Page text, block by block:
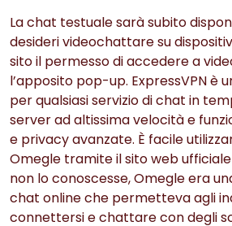
La chat testuale sarà subito
desideri videochattare su
sito il permesso di accedere a
l’apposito pop-up. ExpressVPN è
per qualsiasi servizio di chat in
server ad altissima velocità e
e privacy avanzate. È facile
Omegle tramite il sito web ufficiale
non lo conoscesse, Omegle era
chat online che permetteva agli
connettersi e chattare con degli